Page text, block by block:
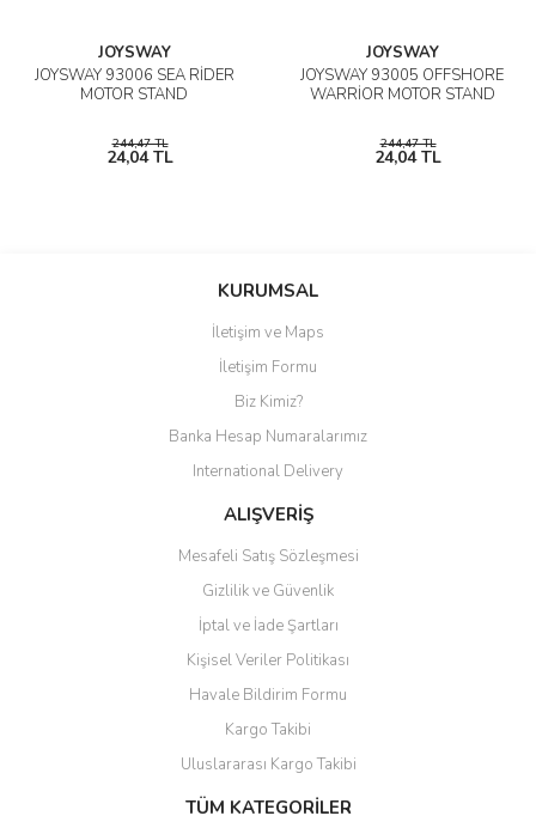
JOYSWAY
JOYSWAY 93006 SEA RİDER
MOTOR STAND
244,47 TL
24,04 TL
JOYSWAY
JOYSWAY 93005 OFFSHORE
WARRİOR MOTOR STAND
244,47 TL
24,04 TL
KURUMSAL
İletişim ve Maps
İletişim Formu
Biz Kimiz?
Banka Hesap Numaralarımız
International Delivery
ALIŞVERİŞ
Mesafeli Satış Sözleşmesi
Gizlilik ve Güvenlik
İptal ve İade Şartları
Kişisel Veriler Politikası
Havale Bildirim Formu
Kargo Takibi
Uluslararası Kargo Takibi
TÜM KATEGORİLER